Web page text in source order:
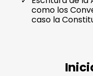
como los
caso la